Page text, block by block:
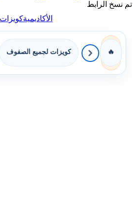
تم نسخ الرابط
الأكاديميةكويزات
🔥 كويزات لجميع الصفوف